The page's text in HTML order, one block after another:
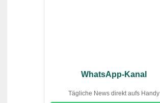
WhatsApp-Kanal
Tägliche News direkt aufs Handy